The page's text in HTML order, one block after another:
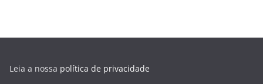
Leia a nossa política de privacidade